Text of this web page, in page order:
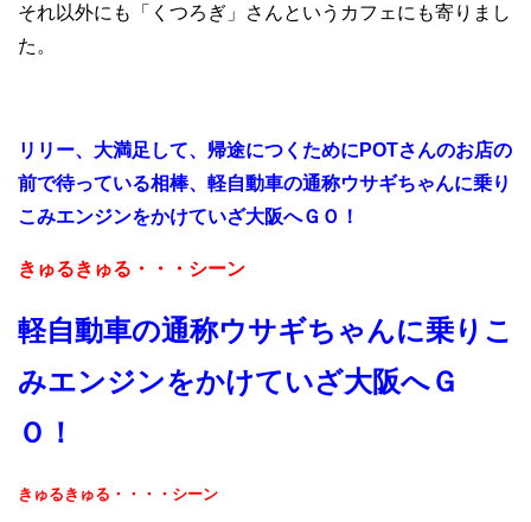
それ以外にも「くつろぎ」さんというカフェにも寄りまし
た。
リリー、大満足して、帰途につくためにPOTさんのお店の
前で待っている相棒、軽自動車の通称ウサギちゃんに乗り
こみエンジンをかけていざ大阪へＧＯ！
きゅるきゅる・・・シーン
軽自動車の通称ウサギちゃんに乗りこ
みエンジンをかけていざ大阪へＧ
Ｏ！
きゅるきゅる・・・・シーン